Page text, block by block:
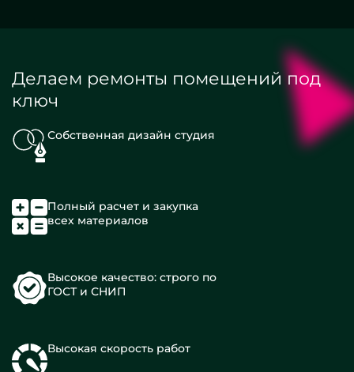
Делаем ремонты помещений под
ключ
Собственная дизайн студия
Полный расчет и закупка
всех материалов
Высокое качество: строго по
ГОСТ и СНИП
Высокая скорость работ